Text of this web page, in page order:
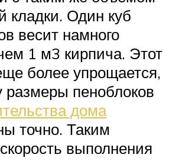
кладки. Один куб
весит намного
1 м3 кирпича. Этот
более упрощается,
размеры пеноблоков
дома
точно. Таким
выполнения